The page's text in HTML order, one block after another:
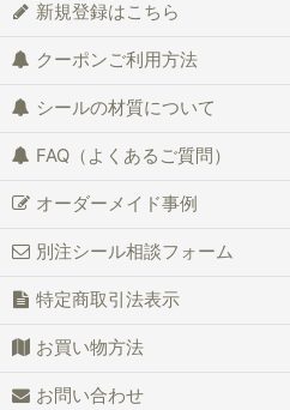
新規登録はこちら
クーポンご利用方法
シールの材質について
FAQ（よくあるご質問）
オーダーメイド事例
別注シール相談フォーム
特定商取引法表示
お買い物方法
お問い合わせ